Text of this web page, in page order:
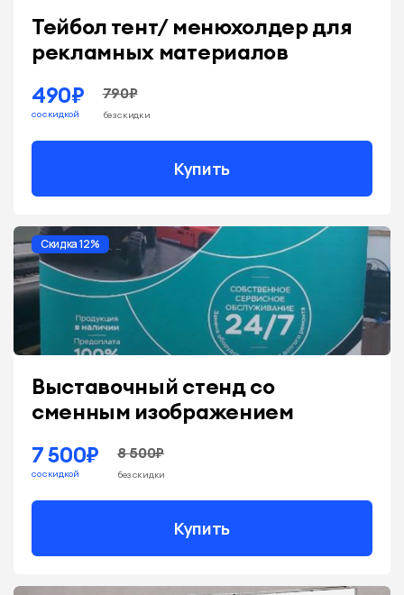
Тейбол тент/ менюхолдер для
рекламных материалов
490₽
со скидкой
790₽
без скидки
Купить
Скидка 12%
Выставочный стенд со
сменным изображением
7 500₽
со скидкой
8 500₽
без скидки
Купить